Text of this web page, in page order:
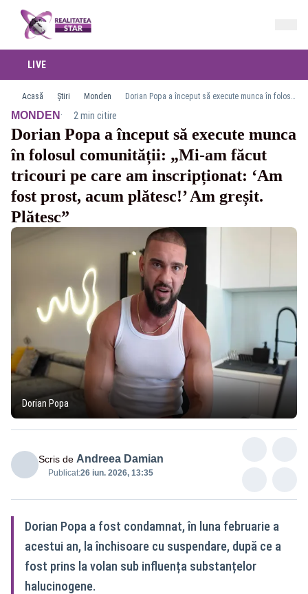
LIVE
Acasă Știri Monden Dorian Popa a început să execute munca în folosul comunității: „Mi-am făcut tricouri pe care am inscripționat: ‘Am fost prost, acum plătesc!’ Am greșit. Plătesc”
MONDEN · 2 min citire
Dorian Popa a început să execute munca
în folosul comunității: „Mi-am făcut
tricouri pe care am inscripționat: ‘Am
fost prost, acum plătesc!’ Am greșit.
Plătesc”
Dorian Popa
Scris de Andreea Damian
Publicat:26 iun. 2026, 13:35
Dorian Popa a fost condamnat, în luna februarie a
acestui an, la închisoare cu suspendare, după ce a
fost prins la volan sub influența substanțelor
halucinogene.